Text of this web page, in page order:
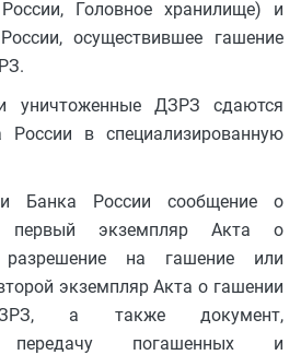
Головное хранилище) и
осуществившее гашение
уничтоженные ДЗРЗ сдаются
России в специализированную
Банка России сообщение о
первый экземпляр Акта о
на гашение или
экземпляр Акта о гашении
а также документ,
передачу погашенных и